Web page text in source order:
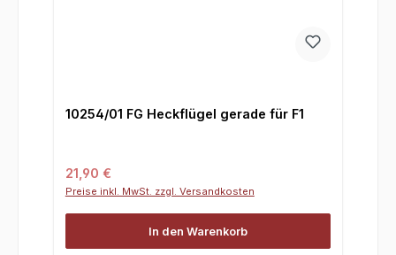
10254/01 FG Heckflügel gerade für F1
Regulärer Preis:
21,90 €
Preise inkl. MwSt. zzgl. Versandkosten
In den Warenkorb